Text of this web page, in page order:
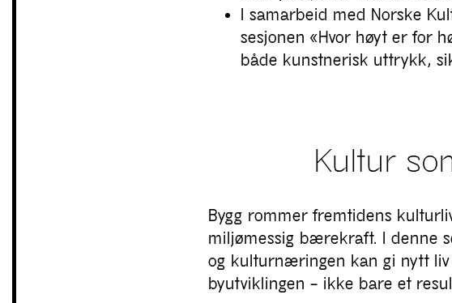
I samarbeid med Norske
sesjonen «Hvor høyt er for
både kunstnerisk uttrykk,
Kultur
Bygg rommer fremtidens
miljømessig bærekraft. I denne
og kulturnæringen kan gi nytt
byutviklingen – ikke bare et